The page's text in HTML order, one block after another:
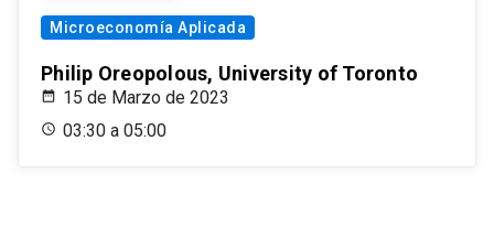
Microeconomía Aplicada
Philip Oreopolous, University of Toronto
15 de Marzo de 2023
03:30 a 05:00